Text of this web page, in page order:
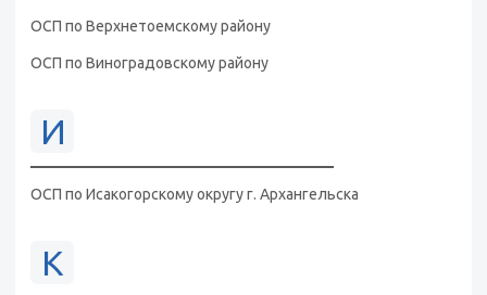
ОСП по Верхнетоемскому району
ОСП по Виноградовскому району
И
ОСП по Исакогорскому округу г. Архангельска
К